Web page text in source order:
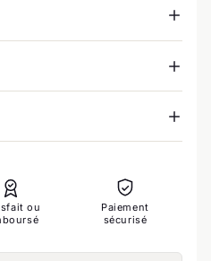
ou
Paiement
sécurisé